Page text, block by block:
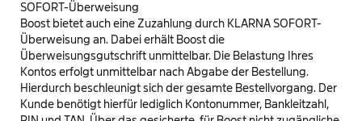
SOFORT-Überweisung
Boost bietet auch eine Zuzahlung durch KLARNA SOFORT-
Überweisung an. Dabei erhält Boost die
Überweisungsgutschrift unmittelbar. Die Belastung Ihres
Kontos erfolgt unmittelbar nach Abgabe der Bestellung.
Hierdurch beschleunigt sich der gesamte Bestellvorgang. Der
Kunde benötigt hierfür lediglich Kontonummer, Bankleitzahl,